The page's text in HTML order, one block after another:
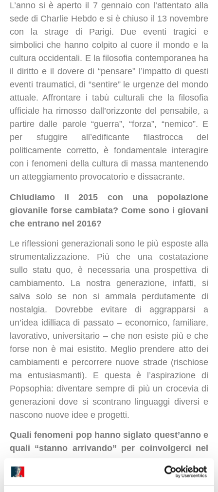
L’anno si è aperto il 7 gennaio con l’attentato alla
sede di Charlie Hebdo e si è chiuso il 13 novembre
con la strage di Parigi. Due eventi tragici e
simbolici che hanno colpito al cuore il mondo e la
cultura occidentali. E la filosofia contemporanea ha
il diritto e il dovere di “pensare” l’impatto di questi
eventi traumatici, di “sentire” le urgenze del mondo
attuale. Affrontare i tabù culturali che la filosofia
ufficiale ha rimosso dall’orizzonte del pensabile, a
partire dalle parole “guerra”, “forza”, “nemico”. E
per sfuggire all’edificante filastrocca del
politicamente corretto, è fondamentale interagire
con i fenomeni della cultura di massa mantenendo
un atteggiamento provocatorio e dissacrante.
Chiudiamo il 2015 con una popolazione
giovanile forse cambiata? Come sono i giovani
che entrano nel 2016?
Le riflessioni generazionali sono le più esposte alla
strumentalizzazione. Più che una costatazione
sullo statu quo, è necessaria una prospettiva di
cambiamento. La nostra generazione, infatti, si
salva solo se non si ammala perdutamente di
nostalgia. Dovrebbe evitare di aggrapparsi a
un’idea idilliaca di passato – economico, familiare,
lavorativo, universitario – che non esiste più e che
forse non è mai esistito. Meglio prendere atto dei
cambiamenti e percorrere nuove strade (rischiose
ma entusiasmanti). E questa è l’aspirazione di
Popsophia: diventare sempre di più un crocevia di
generazioni dove si scontrano linguaggi diversi e
nascono nuove idee e progetti.
Quali fenomeni pop hanno siglato quest’anno e
quali “stanno arrivando” per coinvolgerci nel
La cosa più interessante della classifica di fine